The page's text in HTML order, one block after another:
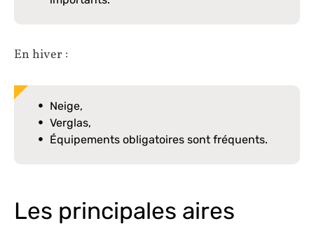
En hiver :
Neige,
Verglas,
Équipements obligatoires sont fréquents.
Les principales aires